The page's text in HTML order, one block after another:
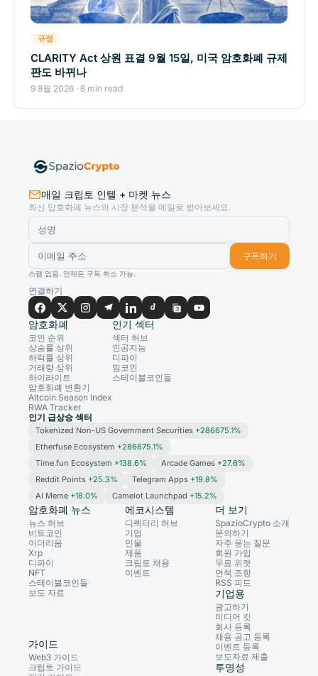
규정
CLARITY Act 상원 표결 9월 15일, 미국 암호화폐 규제
판도 바뀌나
9 8월 2026 · 8 min read
매일 크립토 인텔 + 마켓 뉴스
최신 암호화폐 뉴스와 시장 분석을 메일로 받아보세요.
구독하기
스팸 없음. 언제든 구독 취소 가능.
연결하기
암호화폐
코인 순위
상승률 상위
하락률 상위
거래량 상위
하이라이트
암호화폐 변환기
Altcoin Season Index
RWA Tracker
인기 섹터
섹터 허브
인공지능
디파이
밈코인
스테이블코인들
인기 급상승 섹터
Tokenized Non-US Government Securities +286675.1%
Etherfuse Ecosystem +286675.1%
Time.fun Ecosystem +138.6% Arcade Games +27.6%
Reddit Points +25.3% Telegram Apps +19.8%
AI Meme +18.0% Camelot Launchpad +15.2%
암호화폐 뉴스
뉴스 허브
비트코인
이더리움
Xrp
디파이
NFT
스테이블코인들
보도 자료
에코시스템
디렉터리 허브
기업
인물
제품
크립토 채용
이벤트
가이드
Web3 가이드
크립토 가이드
더 보기
SpazioCrypto 소개
문의하기
자주 묻는 질문
회원 가입
무료 위젯
면책 조항
RSS 피드
기업용
광고하기
미디어 킷
회사 등록
채용 공고 등록
이벤트 등록
보도자료 제출
투명성